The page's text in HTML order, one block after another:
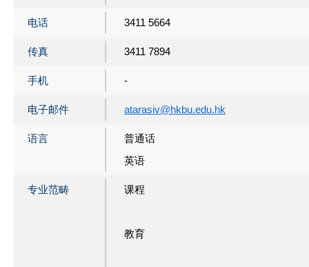
电话 3411 5664
传真 3411 7894
手机 -
电子邮件 atarasiv@hkbu.edu.hk
语言
普通话
英语
专业范畴 课程
教育